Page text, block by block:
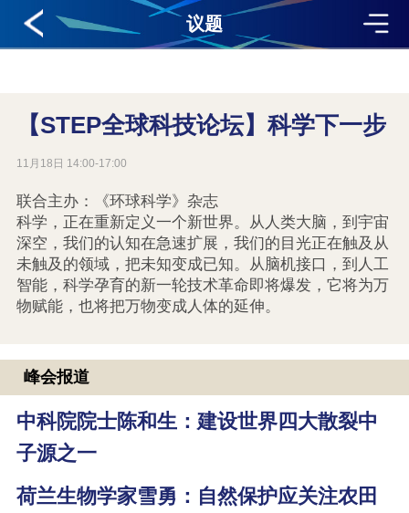
议题
【STEP全球科技论坛】科学下一步
11月18日 14:00-17:00
联合主办：《环球科学》杂志
科学，正在重新定义一个新世界。从人类大脑，到宇宙
深空，我们的认知在急速扩展，我们的目光正在触及从
未触及的领域，把未知变成已知。从脑机接口，到人工
智能，科学孕育的新一轮技术革命即将爆发，它将为万
物赋能，也将把万物变成人体的延伸。
峰会报道
中科院院士陈和生：建设世界四大散裂中
子源之一
荷兰生物学家雪勇：自然保护应关注农田